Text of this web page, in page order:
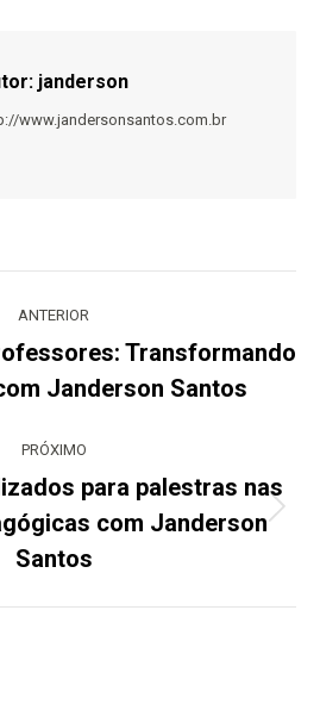
janderson
www.jandersonsantos.com.br
ANTERIOR
anterior:
Transformando
Janderson Santos
PRÓXIMO
Próximo
post:
para palestras nas
com Janderson
Santos